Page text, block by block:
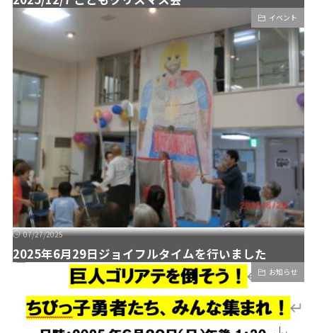
イベント
07/27/2025
2025年6月29日ジョイフルタイムを行いました
お知らせ